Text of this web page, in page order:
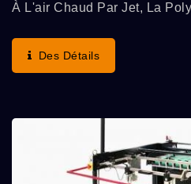
À L'air Chaud Par Jet, La
Jet Et Plusieurs Autres
Des Détails